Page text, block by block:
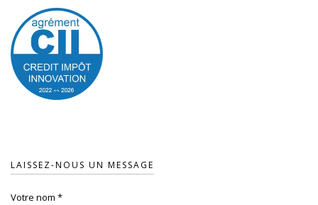
LAISSEZ-NOUS UN MESSAGE
Votre nom *